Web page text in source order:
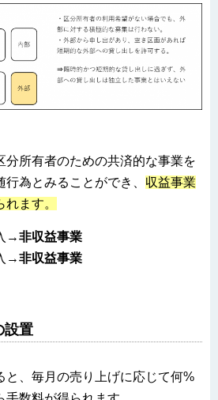
分所有者のための共済的な事業を
為とみることができ、 収益事業
ます。
→非収益事業
→非収益事業
設置
と、毎月の売り上げに応じて何%